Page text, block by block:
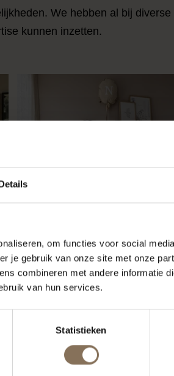
om functies voor social
je gebruik van onze site met onze
combineren met andere informatie
van hun services.
Statistieken
We hebben al bij
kunnen inzetten.